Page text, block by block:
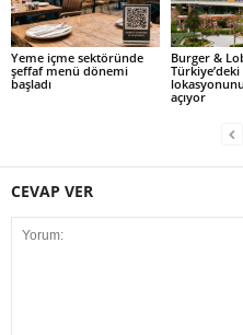
Yeme içme sektöründe
şeffaf menü dönemi
başladı
Burger &
açıyor
CEVAP VER